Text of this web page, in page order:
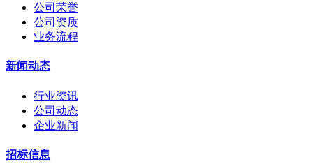
公司荣誉
公司资质
业务流程
新闻动态
行业资讯
公司动态
企业新闻
招标信息